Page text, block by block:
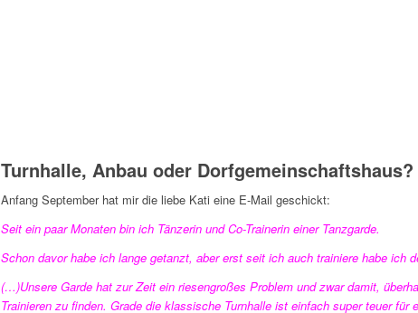
Turnhalle, Anbau oder Dorfgemeinschaftshaus?
Anfang September hat mir die liebe Kati eine E-Mail geschickt:
Seit ein paar Monaten bin ich Tänzerin und Co-Trainerin einer Tanzgarde.
Schon davor habe ich lange getanzt, aber erst seit ich auch trainiere habe ich
(…)Unsere Garde hat zur Zeit ein riesengroßes Problem und zwar damit,
Trainieren zu finden. Grade die klassische Turnhalle ist einfach super teuer für